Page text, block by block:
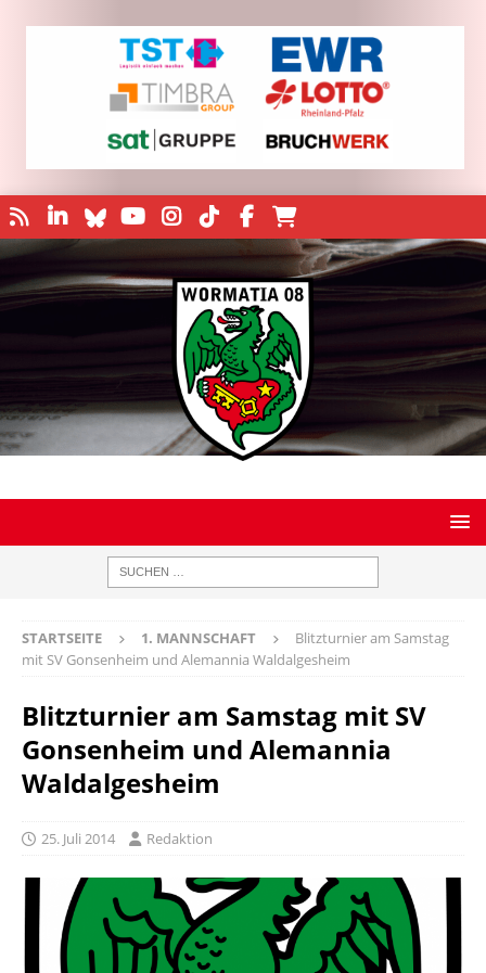
STARTSEITE 1. MANNSCHAFT
Blitzturnier am Samstag
mit SV Gonsenheim und Alemannia Waldalgesheim
Blitzturnier am Samstag mit SV
Gonsenheim und Alemannia
Waldalgesheim
25. Juli 2014 Redaktion